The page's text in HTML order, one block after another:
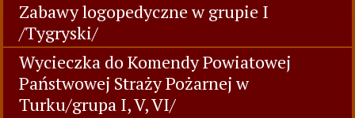
Zabawy logopedyczne w grupie I
/Tygryski/
Wycieczka do Komendy Powiatowej
Państwowej Straży Pożarnej w
Turku/grupa I, V, VI/